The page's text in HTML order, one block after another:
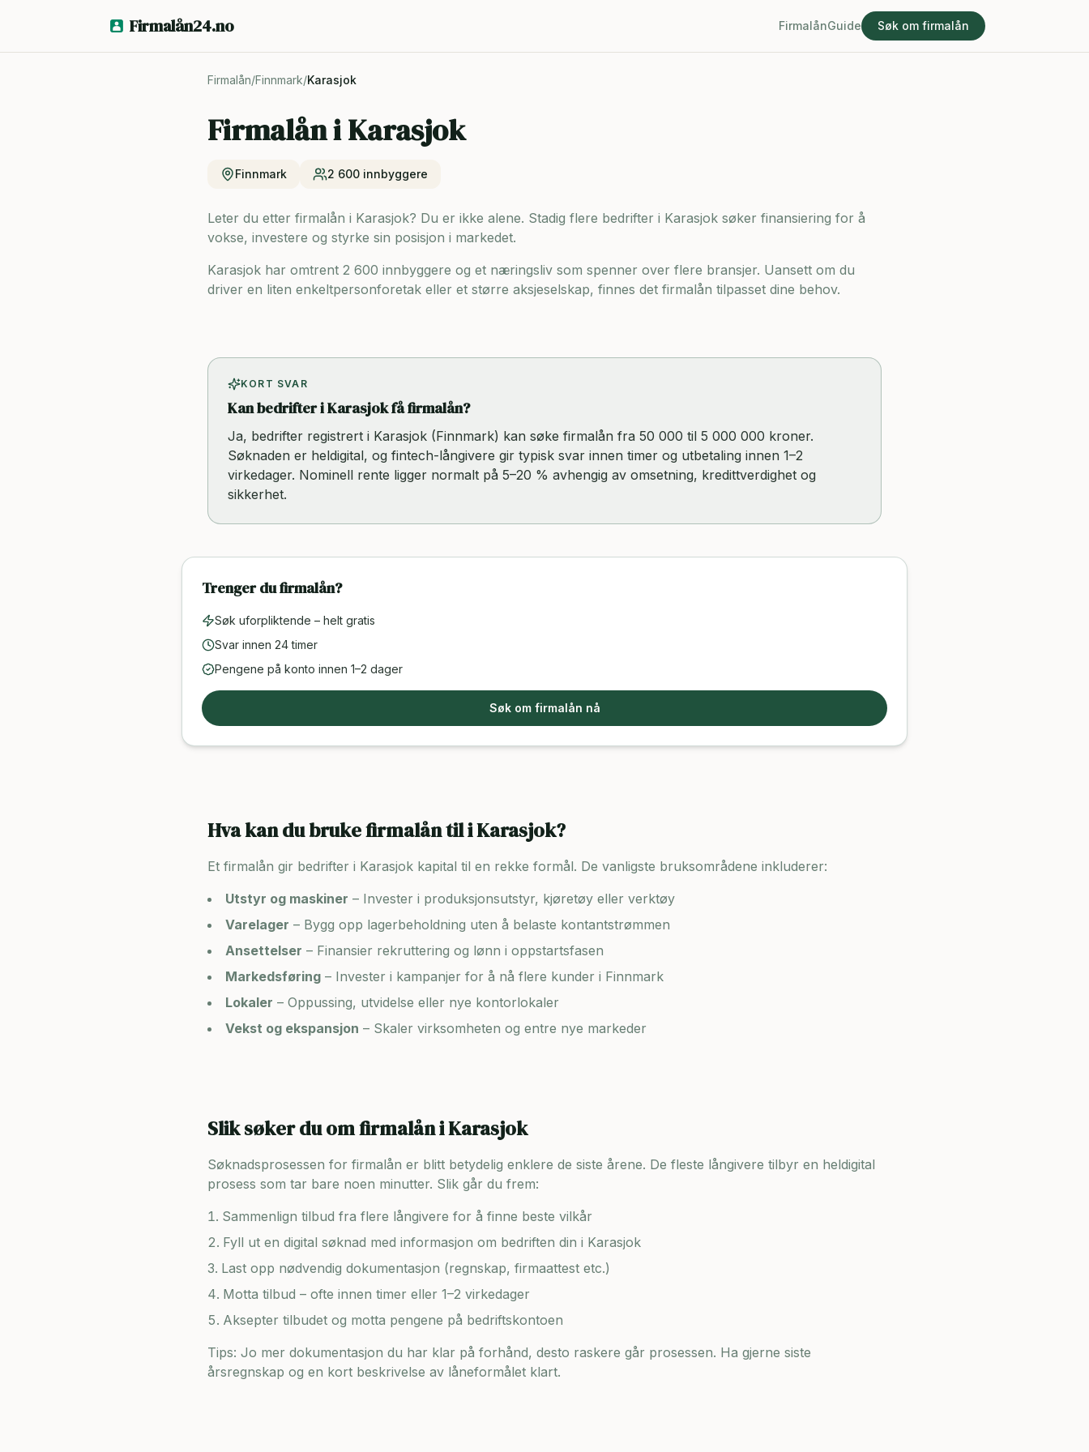
Firmalån24.no FirmalånGuide Søk om firmalån
Firmalån/Finnmark/Karasjok
Firmalån iKarasjok
Finnmark 2 600 innbyggere
Leter du etter firmalån i Karasjok? Du er ikke alene. Stadig flere bedrifter i Karasjok søker finansiering for å
vokse, investere og styrke sin posisjon i markedet.
Karasjok har omtrent 2 600 innbyggere og et næringsliv som spenner over flere bransjer. Uansett om du
driver en liten enkeltpersonforetak eller et større aksjeselskap, finnes det firmalån tilpasset dine behov.
KORT SVAR
Kan bedrifter i Karasjok få firmalån?
Ja, bedrifter registrert i Karasjok (Finnmark) kan søke firmalån fra 50 000 til 5 000 000 kroner.
Søknaden er heldigital, og fintech-långivere gir typisk svar innen timer og utbetaling innen 1–2
virkedager. Nominell rente ligger normalt på 5–20 % avhengig av omsetning, kredittverdighet og
sikkerhet.
Trenger du firmalån?
Søk uforpliktende – helt gratis
Svar innen 24 timer
Pengene på konto innen 1–2 dager
Søk om firmalån nå
Hva kan du bruke firmalån til iKarasjok?
Et firmalån gir bedrifter i Karasjok kapital til en rekke formål. De vanligste bruksområdene inkluderer:
Utstyr og maskiner – Invester i produksjonsutstyr, kjøretøy eller verktøy
Varelager – Bygg opp lagerbeholdning uten å belaste kontantstrømmen
Ansettelser – Finansier rekruttering og lønn i oppstartsfasen
Markedsføring – Invester i kampanjer for å nå flere kunder i Finnmark
Lokaler – Oppussing, utvidelse eller nye kontorlokaler
Vekst og ekspansjon – Skaler virksomheten og entre nye markeder
Slik søker du om firmalån iKarasjok
Søknadsprosessen for firmalån er blitt betydelig enklere de siste årene. De fleste långivere tilbyr en heldigital
prosess som tar bare noen minutter. Slik går du frem:
Sammenlign tilbud fra flere långivere for å finne beste vilkår
Fyll ut en digital søknad med informasjon om bedriften din i Karasjok
Last opp nødvendig dokumentasjon (regnskap, firmaattest etc.)
Motta tilbud – ofte innen timer eller 1–2 virkedager
Aksepter tilbudet og motta pengene på bedriftskontoen
Tips: Jo mer dokumentasjon du har klar på forhånd, desto raskere går prosessen. Ha gjerne siste
årsregnskap og en kort beskrivelse av låneformålet klart.